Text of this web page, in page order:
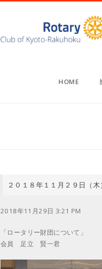
HOME
２０１８年１１月２９日（木
2018年11月29日 3:21 PM
「ロータリー財団について」
会員 足立 賢一君